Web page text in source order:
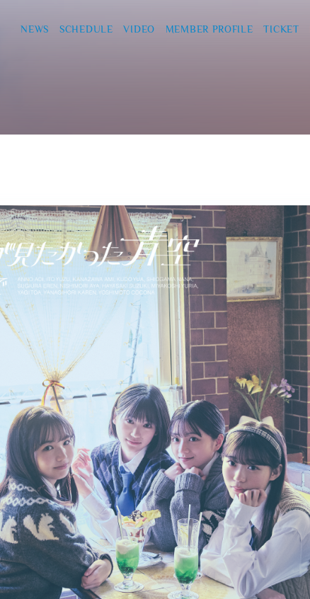
NEWS SCHEDULE VIDEO MEMBER PROFILE TICKET
MOVIE